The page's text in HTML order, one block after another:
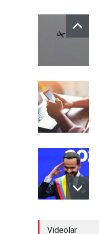
Videolar